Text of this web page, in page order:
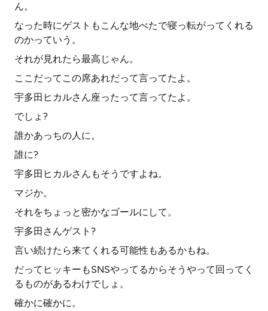
ん。
なった時にゲストもこんな地べたで寝っ転がってくれる
のかっていう。
それが見れたら最高じゃん。
ここだってこの席あれだって言ってたよ。
宇多田ヒカルさん座ったって言ってたよ。
でしょ?
誰かあっちの人に。
誰に?
宇多田ヒカルさんもそうですよね。
マジか。
それをちょっと密かなゴールにして。
宇多田さんゲスト?
言い続けたら来てくれる可能性もあるかもね。
だってヒッキーもSNSやってるからそうやって回ってく
るものがあるわけでしょ。
確かに確かに。